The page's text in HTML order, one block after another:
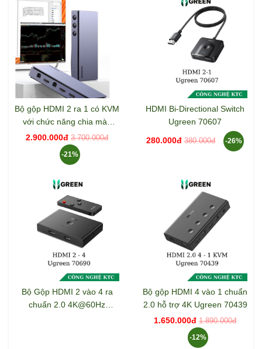
Bộ gộp HDMI 2 ra 1 có KVM
với chức năng chia màn
hình Ugreen 80187
2.900.000đ 3.700.000đ
-21%
HDMI Bi-Directional Switch
Ugreen 70607
280.000đ 380.000đ -26%
Bộ Gộp HDMI 2 vào 4 ra
chuẩn 2.0 4K@60Hz
Bộ gộp HDMI 4 vào 1 chuẩn
2.0 hỗ trợ 4K Ugreen 70439
1.650.000đ 1.890.000đ
-12%